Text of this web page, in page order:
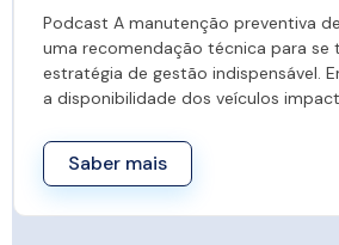
Podcast A manutenção preventiva
uma recomendação técnica para se
estratégia de gestão indispensável.
a disponibilidade dos veículos
Saber mais